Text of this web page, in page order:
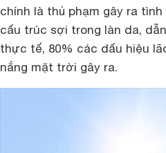
chính là thủ phạm gây ra
cấu trúc sợi trong làn da,
thực tế, 80% các dấu hiệu
nắng mặt trời gây ra.